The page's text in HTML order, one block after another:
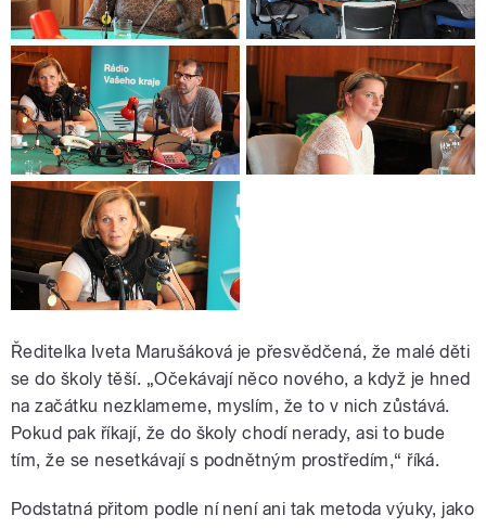
Ředitelka Iveta Marušáková je přesvědčená, že malé děti
se do školy těší. „Očekávají něco nového, a když je hned
na začátku nezklameme, myslím, že to v nich zůstává.
Pokud pak říkají, že do školy chodí nerady, asi to bude
tím, že se nesetkávají s podnětným prostředím,“ říká.
Podstatná přitom podle ní není ani tak metoda výuky, jako